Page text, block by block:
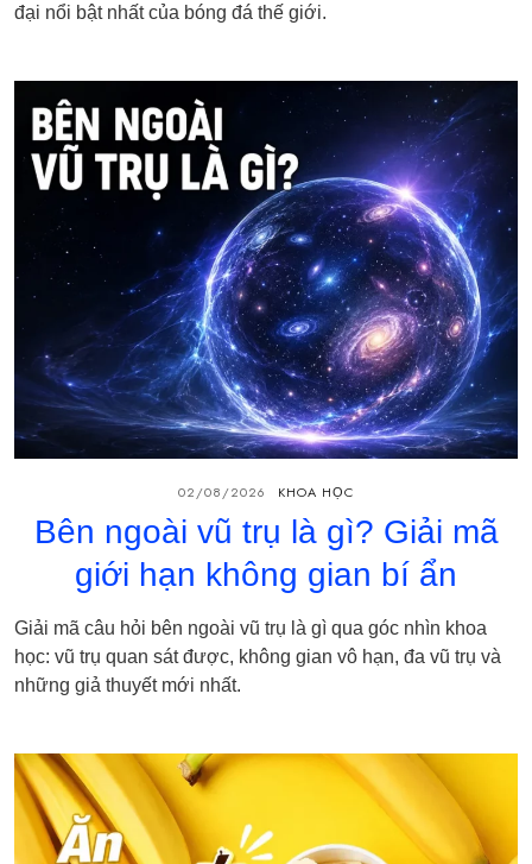
đại nổi bật nhất của bóng đá thế giới.
02/08/2026 KHOA HỌC
Bên ngoài vũ trụ là gì? Giải mã
giới hạn không gian bí ẩn
Giải mã câu hỏi bên ngoài vũ trụ là gì qua góc nhìn khoa
học: vũ trụ quan sát được, không gian vô hạn, đa vũ trụ và
những giả thuyết mới nhất.